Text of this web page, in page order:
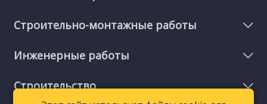
Строительно-монтажные работы
Инженерные работы
Строительство